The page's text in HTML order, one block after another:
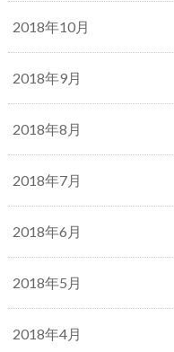
2018年10月
2018年9月
2018年8月
2018年7月
2018年6月
2018年5月
2018年4月